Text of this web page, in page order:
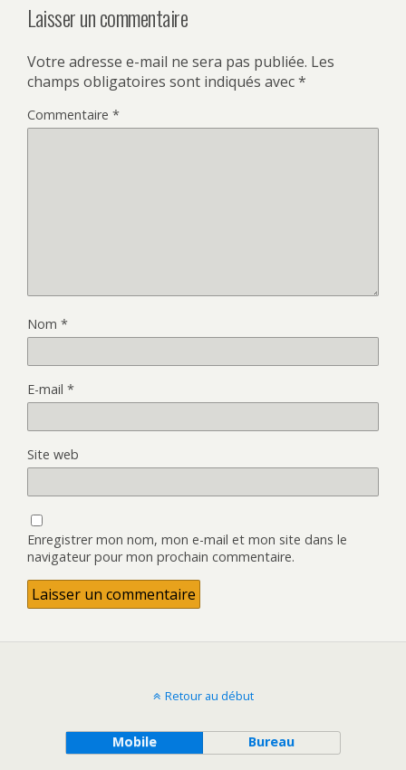
Laisser un commentaire
Votre adresse e-mail ne sera pas publiée. Les
champs obligatoires sont indiqués avec*
Commentaire *
Nom *
E-mail *
Site web
Enregistrer mon nom, mon e-mail et mon site dans le
navigateur pour mon prochain commentaire.
Retour au début
Mobile Bureau